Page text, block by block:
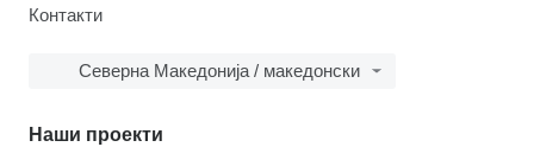
Контакти
Северна Македонија / македонски
Наши проекти